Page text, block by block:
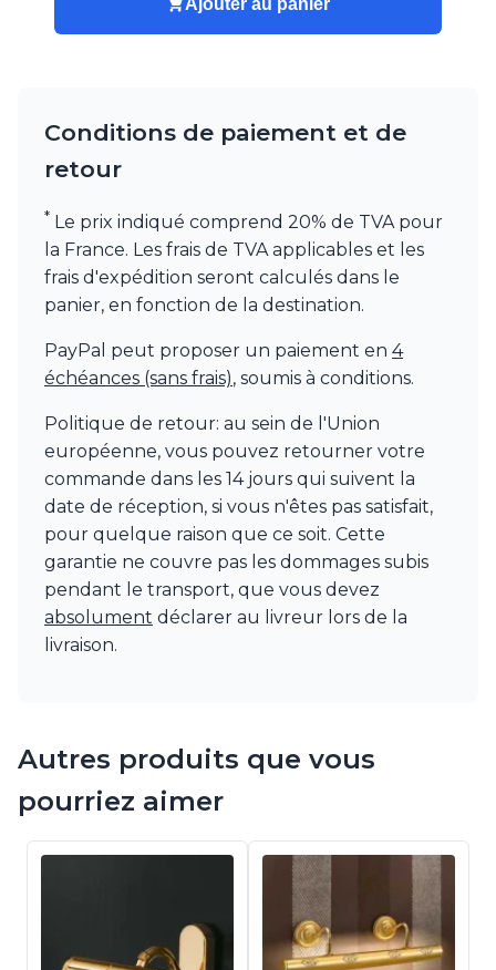
Conditions de paiement et de
retour
* Le prix indiqué comprend 20% de TVA pour
la France. Les frais de TVA applicables et les
frais d'expédition seront calculés dans le
panier, en fonction de la destination.
PayPal peut proposer un paiement en 4
échéances (sans frais), soumis à conditions.
Politique de retour: au sein de l'Union
européenne, vous pouvez retourner votre
commande dans les 14 jours qui suivent la
date de réception, si vous n'êtes pas satisfait,
pour quelque raison que ce soit. Cette
garantie ne couvre pas les dommages subis
pendant le transport, que vous devez
absolument déclarer au livreur lors de la
livraison.
Autres produits que vous
pourriez aimer